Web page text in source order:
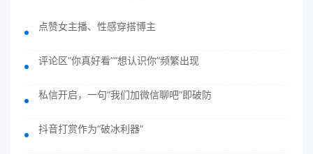
点赞女主播、性感穿搭博主
评论区“你真好看”“想认识你”频繁出现
私信开启，一句“我们加微信聊吧”即破防
抖音打赏作为“破冰利器”